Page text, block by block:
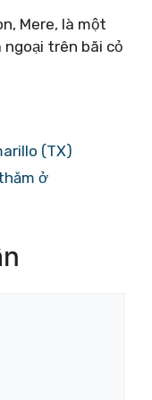
Mere, là một
ngoại trên bãi cỏ
(TX)
ở